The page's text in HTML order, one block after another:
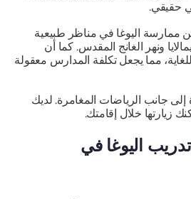
حقيقي.
اليوغا في مناظر طبيعية
ونهر الغانج المقدس. كما أن
مما يجعل تكلفة المدارس معقولة
جانب الرياضات المغامرة. لديك
زيارتها خلال إقامتك.
اليوغا في